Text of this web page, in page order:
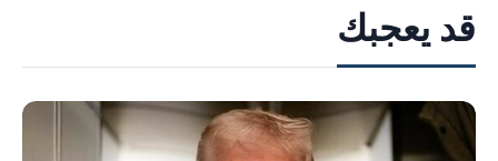
قد يعجبك